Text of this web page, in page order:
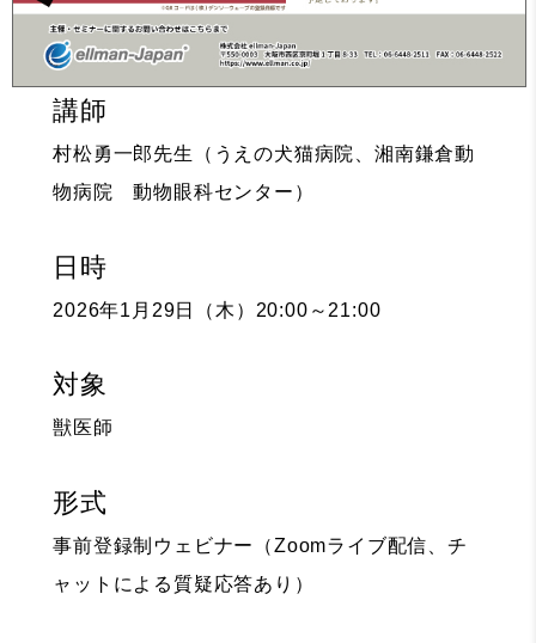
講師
村松勇一郎先生（うえの犬猫病院、湘南鎌倉動
物病院 動物眼科センター）
日時
2026年1月29日（木）20:00～21:00
対象
獣医師
形式
事前登録制ウェビナー（Zoomライブ配信、チ
ャットによる質疑応答あり）